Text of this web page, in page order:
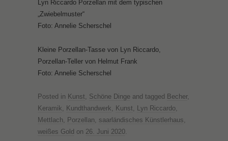
Lyn Riccardo Porzellan mit dem typischen
„Zwiebelmuster“
Foto: Annelie Scherschel
Kleine Porzellan-Tasse von Lyn Riccardo,
Porzellan-Teller von Helmut Frank
Foto: Annelie Scherschel
Posted in Kunst Schöne Dinge and tagged Becher,
Keramik
Kundthandwerk Kunst Lyn Riccardo
Mettlach
Porzellan saarländisches Künstlerhaus
weißes Gold on 26. Juni 2020